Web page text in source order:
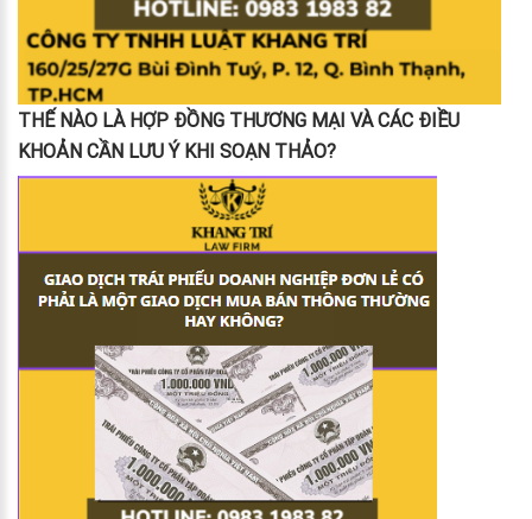
THẾ NÀO LÀ HỢP ĐỒNG THƯƠNG MẠI VÀ CÁC ĐIỀU
KHOẢN CẦN LƯU Ý KHI SOẠN THẢO?